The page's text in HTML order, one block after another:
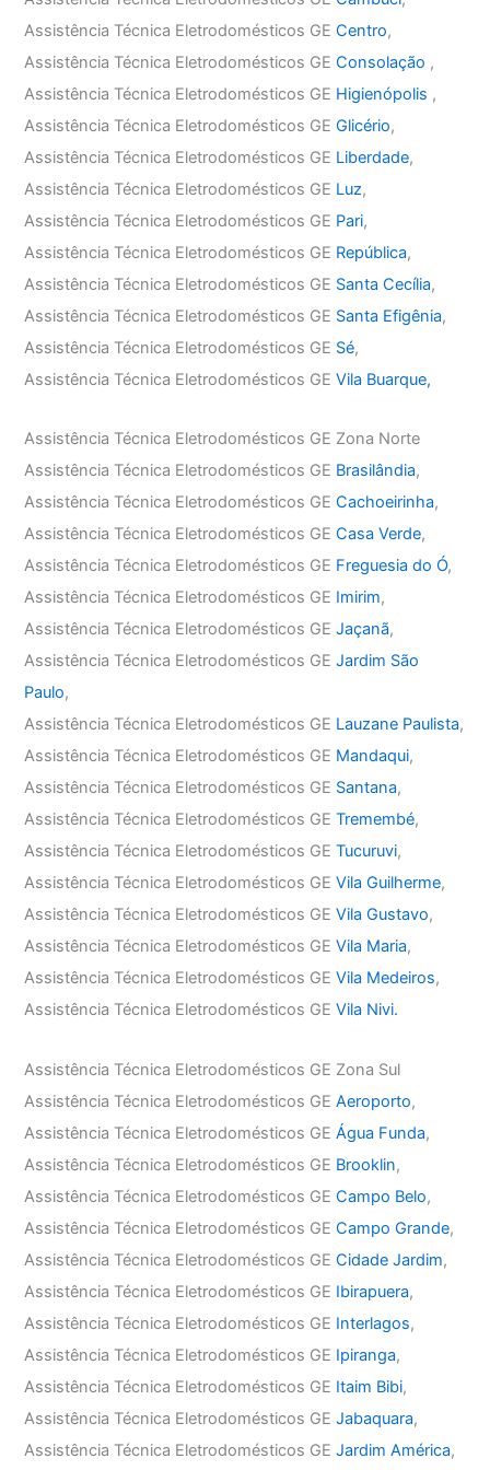
Assistência Técnica Eletrodomésticos GECentro,
Assistência Técnica Eletrodomésticos GEConsolação ,
Assistência Técnica Eletrodomésticos GE Higienópolis ,
Assistência Técnica Eletrodomésticos GEGlicério,
Assistência Técnica Eletrodomésticos GE Liberdade,
Assistência Técnica Eletrodomésticos GE Luz,
Assistência Técnica Eletrodomésticos GE Pari,
Assistência Técnica Eletrodomésticos GE República,
Assistência Técnica Eletrodomésticos GE Santa Cecília,
Assistência Técnica Eletrodomésticos GE Santa Efigênia,
Assistência Técnica Eletrodomésticos GE Sé,
Assistência Técnica Eletrodomésticos GEVila Buarque,
Assistência Técnica Eletrodomésticos GE Zona Norte
Assistência Técnica Eletrodomésticos GE Brasilândia,
Assistência Técnica Eletrodomésticos GECachoeirinha,
Assistência Técnica Eletrodomésticos GECasa Verde,
Assistência Técnica Eletrodomésticos GE Freguesia do Ó,
Assistência Técnica Eletrodomésticos GE Imirim,
Assistência Técnica Eletrodomésticos GEJaçanã,
Assistência Técnica Eletrodomésticos GEJardim São
Paulo,
Assistência Técnica Eletrodomésticos GE Lauzane Paulista,
Assistência Técnica Eletrodomésticos GE Mandaqui,
Assistência Técnica Eletrodomésticos GE Santana,
Assistência Técnica Eletrodomésticos GETremembé,
Assistência Técnica Eletrodomésticos GETucuruvi,
Assistência Técnica Eletrodomésticos GEVila Guilherme,
Assistência Técnica Eletrodomésticos GEVila Gustavo,
Assistência Técnica Eletrodomésticos GEVila Maria,
Assistência Técnica Eletrodomésticos GEVila Medeiros,
Assistência Técnica Eletrodomésticos GEVila Nivi.
Assistência Técnica Eletrodomésticos GE Zona Sul
Assistência Técnica Eletrodomésticos GEAeroporto,
Assistência Técnica Eletrodomésticos GEÁgua Funda,
Assistência Técnica Eletrodomésticos GE Brooklin,
Assistência Técnica Eletrodomésticos GECampo Belo,
Assistência Técnica Eletrodomésticos GECampo Grande,
Assistência Técnica Eletrodomésticos GECidade Jardim,
Assistência Técnica Eletrodomésticos GE Ibirapuera,
Assistência Técnica Eletrodomésticos GE Interlagos,
Assistência Técnica Eletrodomésticos GE Ipiranga,
Assistência Técnica Eletrodomésticos GE Itaim Bibi,
Assistência Técnica Eletrodomésticos GEJabaquara,
Assistência Técnica Eletrodomésticos GEJardim América,